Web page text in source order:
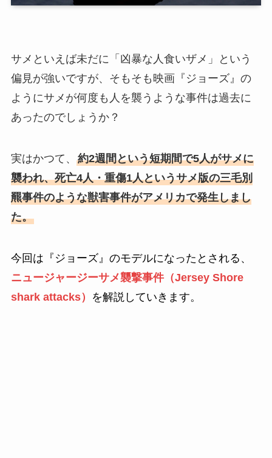
サメといえば未だに「凶暴な人食いザメ」という
偏見が強いですが、そもそも映画『ジョーズ』の
ようにサメが何度も人を襲うような事件は過去に
あったのでしょうか？
実はかつて、 約2週間という短期間で5人がサメに
襲われ、死亡4人・重傷1人というサメ版の三毛別
羆事件のような獣害事件がアメリカで発生しまし
た。
今回は『ジョーズ』のモデルになったとされる、
ニュージャージーサメ襲撃事件（Jersey Shore
shark attacks）
を解説していきます。